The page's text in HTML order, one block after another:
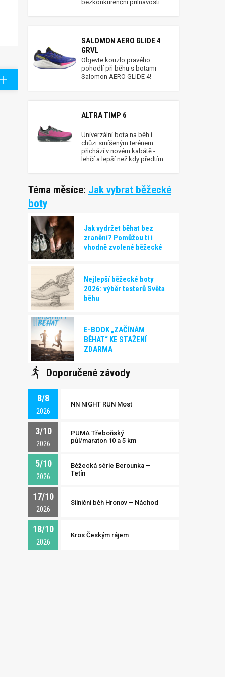
bezkonkurenční přilnavostí.
SALOMON AERO GLIDE 4
GRVL
Objevte kouzlo pravého
pohodlí při běhu s botami
Salomon AERO GLIDE 4!
ALTRA TIMP 6
Univerzální bota na běh i
chůzi smíšeným terénem
přichází v novém kabátě -
lehčí a lepší než kdy předtím
Téma měsíce: Jak vybrat běžecké
boty
Jak vydržet běhat bez
zranění? Pomůžou ti i
vhodně zvolené běžecké
Nejlepší běžecké boty
2026: výběr testerů Světa
běhu
E-BOOK „ZAČÍNÁM
BĚHAT“ KE STAŽENÍ
ZDARMA
Doporučené závody
8/8
2026
NN NIGHT RUN Most
3/10
2026
PUMA Třeboňský
půl/maraton 10 a 5 km
5/10
2026
Běžecká série Berounka –
Tetín
17/10
2026
Silniční běh Hronov – Náchod
18/10
2026
Kros Českým rájem